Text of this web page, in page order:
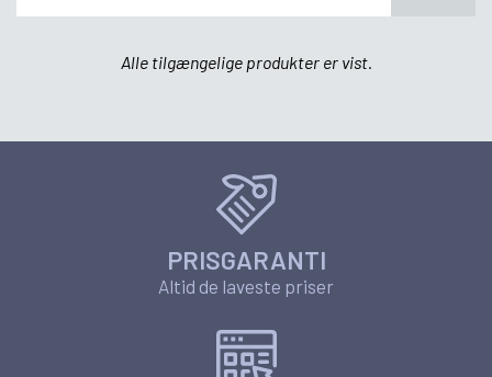
Alle tilgængelige produkter er vist.
PRISGARANTI
Altid de laveste priser